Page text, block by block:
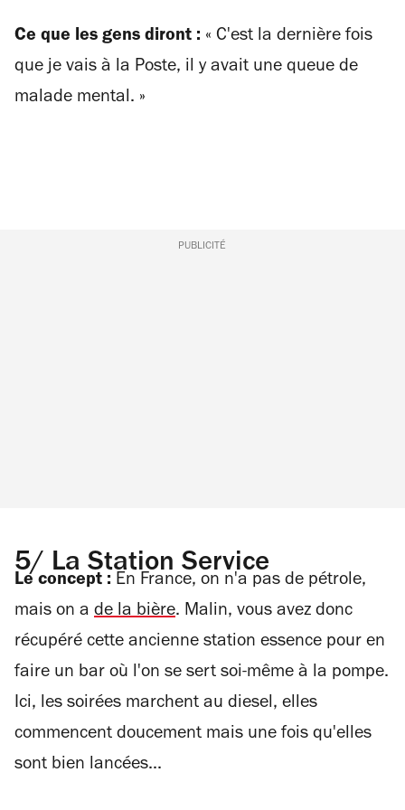
Ce que les gens diront : « C'est la dernière fois
que je vais à la Poste, il y avait une queue de
malade mental. »
PUBLICITÉ
5/ La Station Service
Le concept : En France, on n'a pas de pétrole,
mais on a de la bière. Malin, vous avez donc
récupéré cette ancienne station essence pour en
faire un bar où l'on se sert soi-même à la pompe.
Ici, les soirées marchent au diesel, elles
commencent doucement mais une fois qu'elles
sont bien lancées...